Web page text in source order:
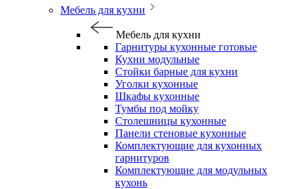
Мебель для кухни
Мебель для кухни
Гарнитуры кухонные готовые
Кухни модульные
Стойки барные для кухни
Уголки кухонные
Шкафы кухонные
Тумбы под мойку
Столешницы кухонные
Панели стеновые кухонные
Комплектующие для кухонных
гарнитуров
Комплектующие для модульных
кухонь